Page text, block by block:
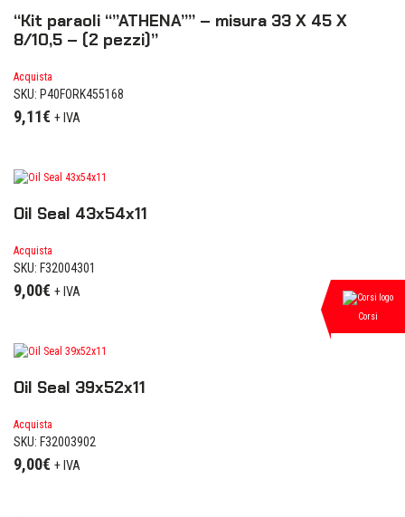
“Kit paraoli “”ATHENA”” – misura 33 X 45 X
8/10,5 – (2 pezzi)”
Acquista
SKU: P40FORK455168
9,11€ + IVA
Oil Seal 43x54x11
Acquista
SKU: F32004301
9,00€ + IVA
Oil Seal 39x52x11
Acquista
SKU: F32003902
9,00€ + IVA
Corsi